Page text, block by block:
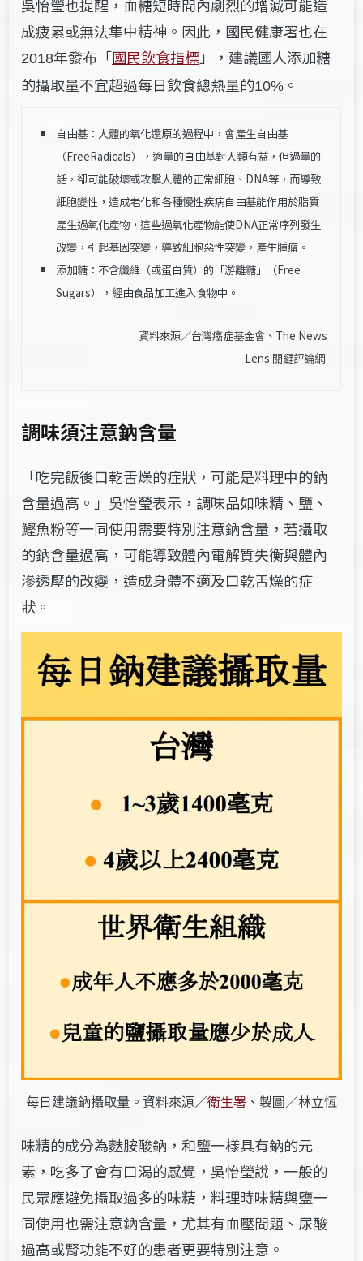
吳怡瑩也提醒，血糖短時間內劇烈的增減可能造
成疲累或無法集中精神。因此，國民健康署也在
2018年發布「國民飲食指標 」，建議國人添加糖
的攝取量不宜超過每日飲食總熱量的10% 。
自由基：人體的氧化還原的過程中，會產生自由基
（FreeRadicals），適量的自由基對人類有益，但過量的
話，卻可能破壞或攻擊人體的正常細胞、DNA等，而導致
細胞變性，造成老化和各種慢性疾病自由基能作用於脂質
產生過氧化產物，這些過氧化產物能使DNA正常序列發生
改變，引起基因突變，導致細胞惡性突變，產生腫瘤。
添加糖：不含纖維（或蛋白質）的「游離糖」（Free
Sugars），經由食品加工進入食物中。
資料來源／台灣癌症基金會 、 The News
Lens 關鍵評論網
調味須注意鈉含量
「吃完飯後口乾舌燥的症狀，可能是料理中的鈉
含量過高。」吳怡瑩表示，調味品如味精、鹽、
鰹魚粉等一同使用需要特別注意鈉含量，若攝取
的鈉含量過高，可能導致體內電解質失衡與體內
滲透壓的改變，造成身體不適及口乾舌燥的症
狀。
每日建議鈉攝取量。資料來源／衛生署 、製圖／林立恆
味精的成分為麩胺酸鈉，和鹽一樣具有鈉的元
素，吃多了會有口渴的感覺，吳怡瑩說，一般的
民眾應避免攝取過多的味精，料理時味精與鹽一
同使用也需注意鈉含量，尤其有血壓問題、尿酸
過高或腎功能不好的患者更要特別注意。